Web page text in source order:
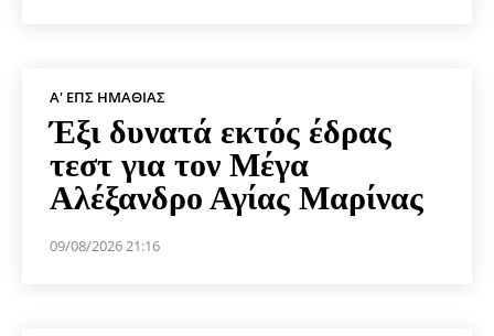
Α' ΕΠΣ ΗΜΑΘΊΑΣ
Έξι δυνατά εκτός έδρας
τεστ για τον Μέγα
Αλέξανδρο Αγίας Μαρίνας
09/08/2026 21:16